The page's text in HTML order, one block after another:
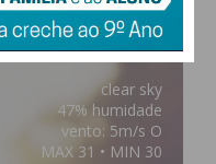
clear sky
47% humidade
vento: 5m/s O
MAX 31 • MIN 30